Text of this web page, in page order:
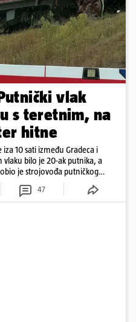
vlak
s teretnim, na
hitne
10 sati između Gradeca i
bilo je 20-ak putnika, a
je strojovođa putničkog
47